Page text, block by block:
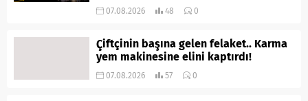
07.08.2026 48 0
Çiftçinin başına gelen felaket.. Karma
yem makinesine elini kaptırdı!
07.08.2026 57 0